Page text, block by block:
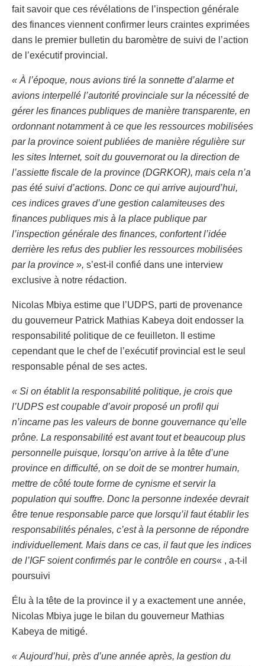
fait savoir que ces révélations de l’inspection générale
des finances viennent confirmer leurs craintes exprimées
dans le premier bulletin du baromètre de suivi de l’action
de l’exécutif provincial.
« À l’époque, nous avions tiré la sonnette d’alarme et
avions interpellé l’autorité provinciale sur la nécessité de
gérer les finances publiques de manière transparente, en
ordonnant notamment à ce que les ressources mobilisées
par la province soient publiées de manière régulière sur
les sites Internet, soit du gouvernorat ou la direction de
l’assiette fiscale de la province (DGRKOR), mais cela n’a
pas été suivi d’actions. Donc ce qui arrive aujourd’hui,
ces indices graves d’une gestion calamiteuses des
finances publiques mis à la place publique par
l’inspection générale des finances, confortent l’idée
derrière les refus des publier les ressources mobilisées
par la province », s’est-il confié dans une interview
exclusive à notre rédaction.
Nicolas Mbiya estime que l’UDPS, parti de provenance
du gouverneur Patrick Mathias Kabeya doit endosser la
responsabilité politique de ce feuilleton. Il estime
cependant que le chef de l’exécutif provincial est le seul
responsable pénal de ses actes.
« Si on établit la responsabilité politique, je crois que
l’UDPS est coupable d’avoir proposé un profil qui
n’incarne pas les valeurs de bonne gouvernance qu’elle
prône. La responsabilité est avant tout et beaucoup plus
personnelle puisque, lorsqu’on arrive à la tête d’une
province en difficulté, on se doit de se montrer humain,
mettre de côté toute forme de cynisme et servir la
population qui souffre. Donc la personne indexée devrait
être tenue responsable parce que lorsqu’il faut établir les
responsabilités pénales, c’est à la personne de répondre
individuellement. Mais dans ce cas, il faut que les indices
de l’IGF soient confirmés par le contrôle en cours« , a-t-il
poursuivi
Élu à la tête de la province il y a exactement une année,
Nicolas Mbiya juge le bilan du gouverneur Mathias
Kabeya de mitigé.
« Aujourd’hui, près d’une année après, la gestion du